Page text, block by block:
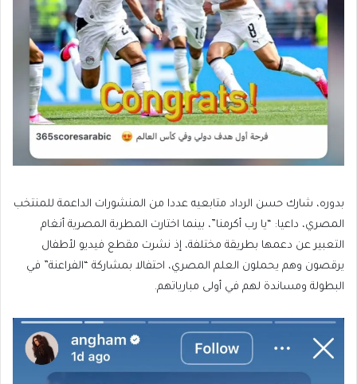
بدوره، شارك حسن الرداد متابعيه عددا من المنشورات الداعمة للمنتخب
المصري، داعيا: “يا رب أكرمنا”، بينما اختارت المطربة المصرية أنغام
التعبير عن دعمها بطريقة مختلفة، إذ نشرت مقطع فيديو لأطفال
يرقصون وهم يحملون العلم المصري، احتفالا بمشاركة “الفراعنة” في
البطولة ومساندة لهم في أولى مبارياتهم.